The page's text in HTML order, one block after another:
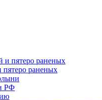
пятеро раненых
РФ